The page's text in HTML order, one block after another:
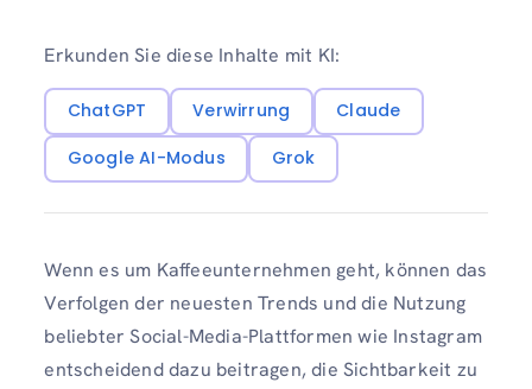
Erkunden Sie diese Inhalte mit KI:
ChatGPT Verwirrung
Claude
Google AI-Modus
Grok
Wenn es um Kaffeeunternehmen geht, können das
Verfolgen der neuesten Trends und die Nutzung
beliebter Social-Media-Plattformen wie Instagram
entscheidend dazu beitragen, die Sichtbarkeit zu